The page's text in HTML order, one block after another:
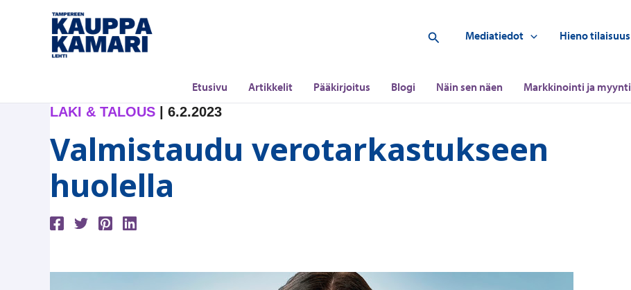
Hae Mediatiedot Hieno tilaisuus
Etusivu Artikkelit Pääkirjoitus Blogi Näin sen näen Markkinointi ja myynti
LAKI & TALOUS | 6.2.2023
Valmistaudu verotarkastukseen
huolella